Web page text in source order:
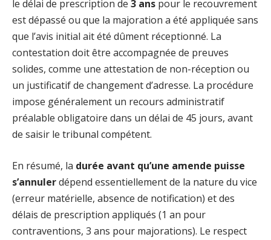
le délai de prescription de 3 ans pour le recouvrement
est dépassé ou que la majoration a été appliquée sans
que l’avis initial ait été dûment réceptionné. La
contestation doit être accompagnée de preuves
solides, comme une attestation de non-réception ou
un justificatif de changement d’adresse. La procédure
impose généralement un recours administratif
préalable obligatoire dans un délai de 45 jours, avant
de saisir le tribunal compétent.
En résumé, la durée avant qu’une amende puisse
s’annulerdépend essentiellement de la nature du vice
(erreur matérielle, absence de notification) et des
délais de prescription appliqués (1 an pour
contraventions, 3 ans pour majorations). Le respect